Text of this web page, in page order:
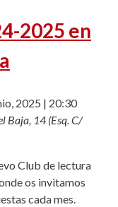
2025 en
2025 | 20:30
Baja, 14 (Esq. C/
Club de lectura
os invitamos
cada mes.